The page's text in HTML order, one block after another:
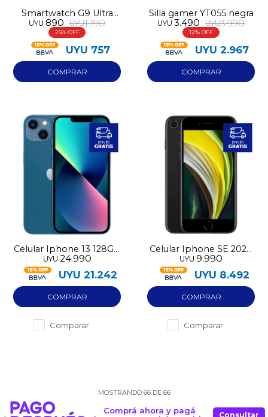
Smartwatch G9 Ultra
Pro con mallas
UYU 890 UYU1.190
25
UYU 757
Silla gamer YT055 negra
UYU 3.490 UYU3.990
12
UYU 2.967
Celular Iphone 13 128GB
pre-utilizado
UYU 24.990
UYU 21.242
Comparar
Celular Iphone SE 2020
64GB pre-utilizado
UYU 9.990
UYU 8.492
Comparar
MOSTRANDO 66DE 66
Comprá ahora y pagá
Consultar